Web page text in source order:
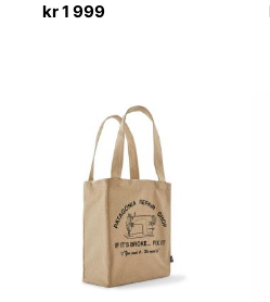
kr1 999